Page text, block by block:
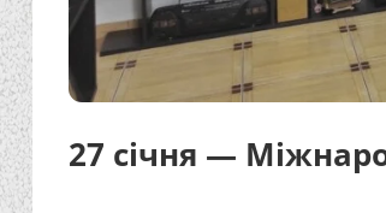
27 січня —